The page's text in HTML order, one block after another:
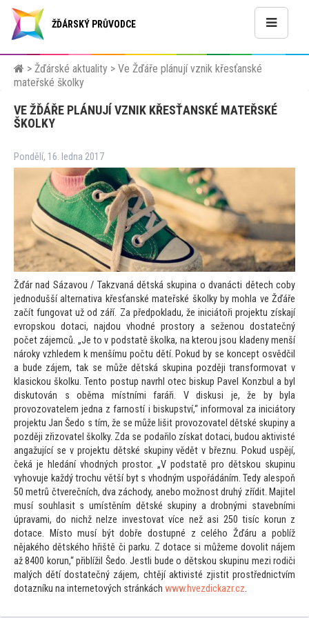
ŽĎÁRSKÝ PRŮVODCE
> Žďárské aktuality > Ve Žďáře plánují vznik křesťanské
mateřské školky
VE ŽĎÁŘE PLÁNUJÍ VZNIK KŘESŤANSKÉ MATEŘSKÉ
ŠKOLKY
Pondělí, 16. ledna 2017
Žďár nad Sázavou / Takzvaná dětská skupina o dvanácti dětech coby
jednodušší alternativa křesťanské mateřské školky by mohla ve Žďáře
začít fungovat už od září. Za předpokladu, že iniciátoři projektu získají
evropskou dotaci, najdou vhodné prostory a seženou dostatečný
počet zájemců. „Jeto v podstatě školka, na kterou jsou kladeny menší
nároky vzhledem k menšímu počtu dětí. Pokud by se koncept osvědčil
a bude zájem, tak se může dětská skupina později transformovat v
klasickou školku. Tento postup navrhl otec biskup Pavel Konzbul a byl
diskutován s oběma místními faráři. V diskusi je, že by byla
provozovatelem jedna z farností i biskupství,“ informoval za iniciátory
projektu Jan Šedo s tím, že se může lišit provozovatel dětské skupiny a
později zřizovatel školky. Zda se podařilo získat dotaci, budou aktivisté
angažující se v projektu dětské skupiny vědět v březnu. Pokud uspějí,
čeká je hledání vhodných prostor. „V podstatě pro dětskou skupinu
vyhovuje každý trochu větší byt s vhodným uspořádáním. Tedy alespoň
50 metrů čtverečních, dva záchody, anebo možnost druhý zřídit. Majitel
musí souhlasit s umístěním dětské skupiny a drobnými stavebními
úpravami, do nichž nelze investovat více než asi 250 tisíc korun z
dotace. Místo musí být dobře dostupné z celého Žďáru a poblíž
nějakého dětského hřiště či parku. Z dotace si můžeme dovolit nájem
až 8400 korun,“ přiblížil Šedo. Jestli bude o dětskou skupinu mezi rodiči
malých dětí dostatečný zájem, chtějí aktivisté zjistit prostřednictvím
dotazníku na internetových stránkách www.hvezdickazr.cz.